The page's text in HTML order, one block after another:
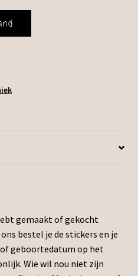
gemaakt of gekocht
bestel je de stickers en je
geboortedatum op het
Wie wil nou niet zijn